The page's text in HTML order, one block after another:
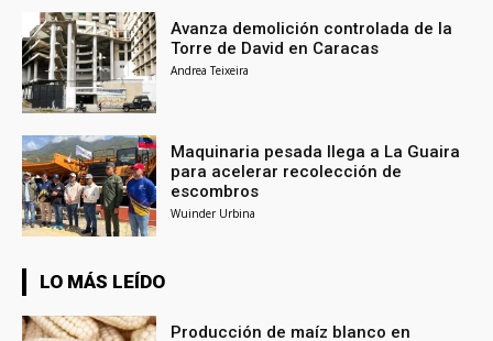
Avanza demolición controlada de la
Torre de David en Caracas
Andrea Teixeira
Maquinaria pesada llega a La Guaira
para acelerar recolección de
escombros
Wuinder Urbina
LO MÁS LEÍDO
Producción de maíz blanco en